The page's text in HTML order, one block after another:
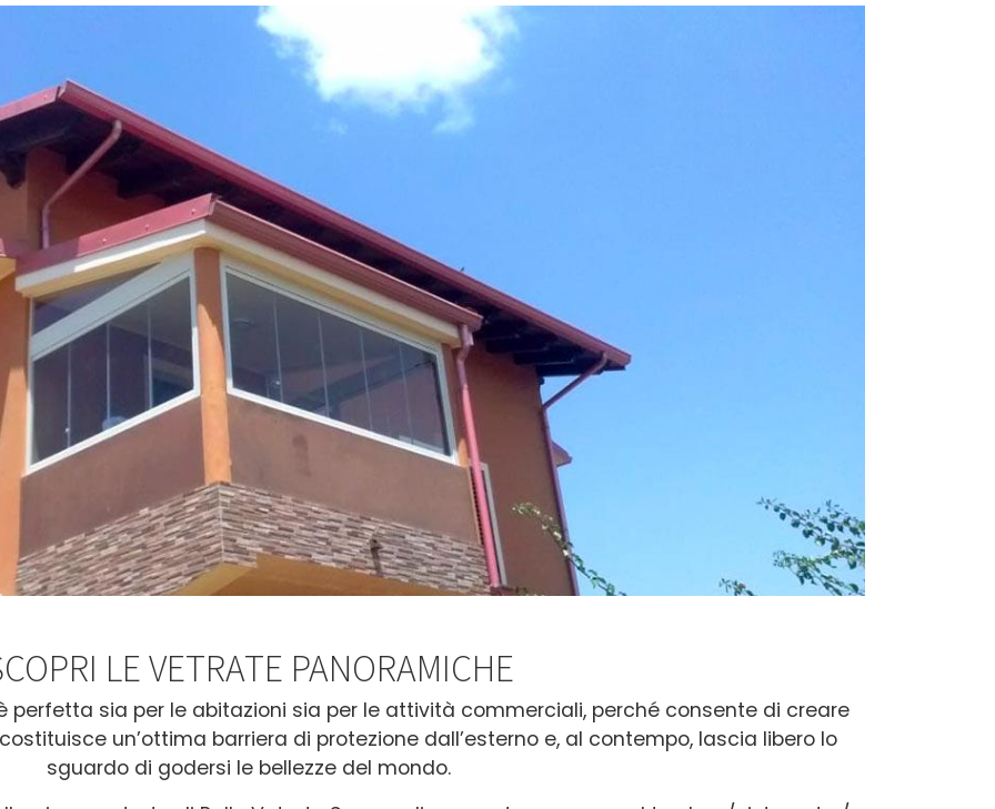
LE VETRATE PANORAMICHE
perfetta sia per le abitazioni sia per le attività commerciali, perché consente di creare
un’ottima barriera di protezione dall’esterno e, al contempo, lascia libero lo
sguardo di godersi le bellezze del mondo.